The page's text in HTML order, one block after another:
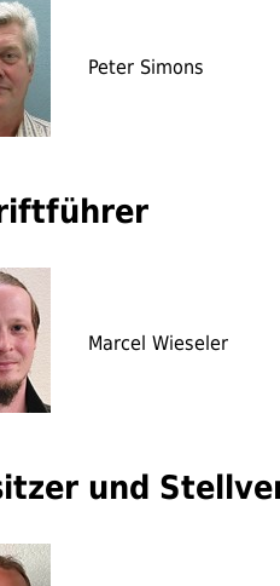
Peter Simons
Marcel Wieseler
und